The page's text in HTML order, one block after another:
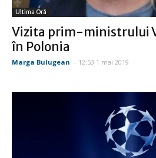
Ultima Oră
Vizita prim-ministrului
în Polonia
Marga Bulugean - 12:53 1 mai 2019